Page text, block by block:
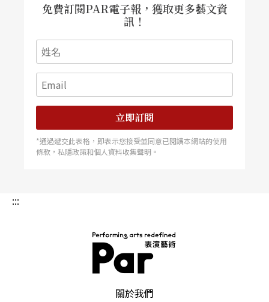
免費訂閱PAR電子報，獲取更多藝文資
訊！
立即訂閱
*通過遞交此表格，即表示您接受並同意已閱讀本網站的使用
條款，私隱政策和個人資料收集聲明。
:::
關於我們